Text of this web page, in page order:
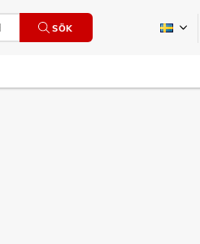
SÖK